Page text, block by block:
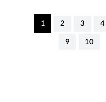
1 2 3 4
9 10